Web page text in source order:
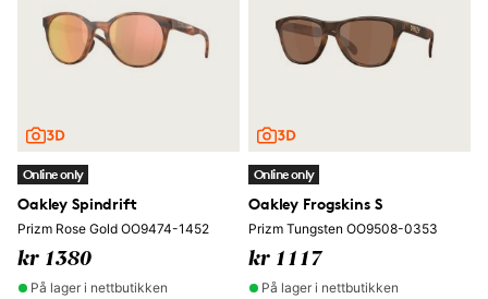
Online only
Oakley Spindrift
Prizm Rose Gold OO9474-1452
kr 1380
På lager i nettbutikken
Online only
Oakley Frogskins S
Prizm Tungsten OO9508-0353
kr 1117
På lager i nettbutikken